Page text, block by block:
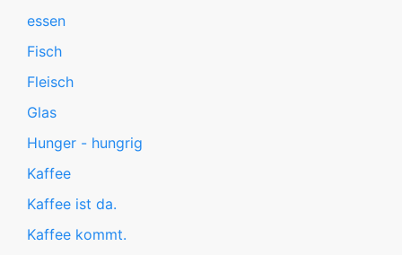
essen
Fisch
Fleisch
Glas
Hunger - hungrig
Kaffee
Kaffee ist da.
Kaffee kommt.